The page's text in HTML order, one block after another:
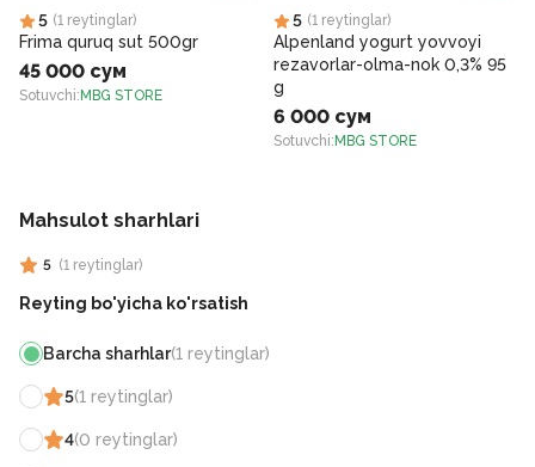
5 (1 reytinglar)
Frima quruq sut 500gr
45 000 сум
Sotuvchi: MBG STORE
5 (1 reytinglar)
Alpenland yogurt yovvoyi
rezavorlar-olma-nok 0,3% 95
g
6 000 сум
Sotuvchi: MBG STORE
Mahsulot sharhlari
5 (1 reytinglar)
Reyting bo'yicha ko'rsatish
Barcha sharhlar(1 reytinglar)
5(1 reytinglar)
4(0 reytinglar)